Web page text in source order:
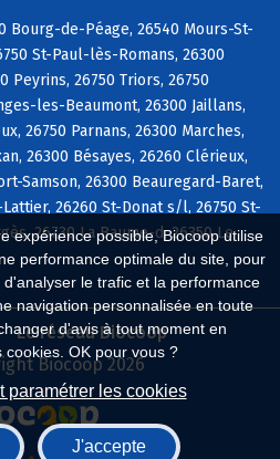
expérience possible, Biocoop utilise
performance optimale du site, pour
le trafic et la performance
navigation personnalisée en toute
d'avis à tout moment en
cookies. OK pour vous ?
paramétrer les cookies
J'accepte
Bourg-de-Péage, 26540 Mours-St-
St-Paul-lès-Romans, 26300
Peyrins, 26750 Triors, 26750
les-Beaumont, 26300 Jaillans,
26750 Parnans, 26300 Marches,
26300 Bésayes, 26260 Clérieux,
Samson, 26300 Beauregard-Baret,
26260 St-Donat s/l, 26750 St-
26730 La Baume-d, 26350 Le
Le réseau Biocoop
Biocoop 2026